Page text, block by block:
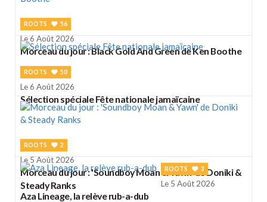
ROOTS 56
Le 6 Août 2026
Morceau du jour : Black Gold And Green de Ken Boothe
ROOTS 50
Le 6 Août 2026
Sélection spéciale Fête nationale jamaïcaine
ROOTS 2
Le 5 Août 2026
Morceau du jour : 'Soundboy Moan & Yawn' de Doniki &
Steady Ranks
ROOTS 3
Le 5 Août 2026
Aza Lineage, la relève rub-a-dub